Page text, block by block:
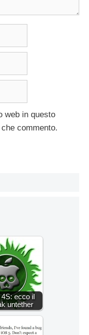
web in questo
commento.
4S: ecco il
untether